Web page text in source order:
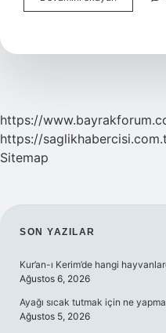
Çeşit
https://
https://
Sitemap
SIDEBAR
SON YAZILAR
Kur’an-ı Kerim’de hangi
Ağustos 6, 2026
Ayağı sıcak tutmak için ne
Ağustos 5, 2026